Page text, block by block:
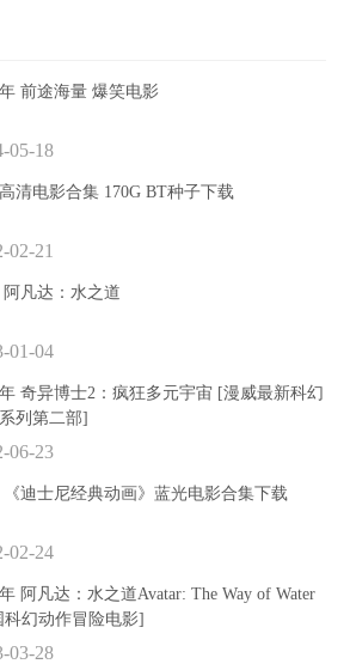
前途海量 爆笑电影
05-18
清电影合集 170G BT种子下载
02-21
阿凡达：水之道
01-04
奇异博士2：疯狂多元宇宙 [漫威最新科幻
列第二部]
06-23
《迪士尼经典动画》蓝光电影合集下载
02-24
阿凡达：水之道Avatar: The Way of Water
科幻动作冒险电影]
03-28